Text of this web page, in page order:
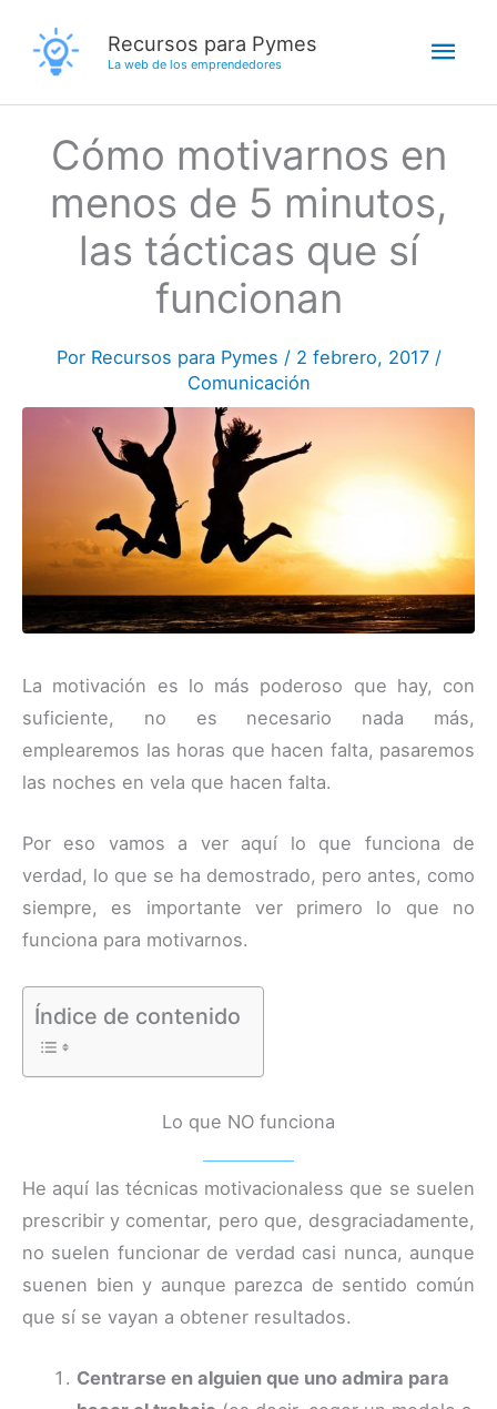
contenido
Recursos para Pymes
La web de los emprendedores
Cómo motivarnos en
menos de 5 minutos,
las tácticas que sí
funcionan
Por Recursos para Pymes / 2 febrero, 2017 /
Comunicación
La motivación es lo más poderoso que hay, con
suficiente, no es necesario nada más,
emplearemos las horas que hacen falta, pasaremos
las noches en vela que hacen falta.
Por eso vamos a ver aquí lo que funciona de
verdad, lo que se ha demostrado, pero antes, como
siempre, es importante ver primero lo que no
funciona para motivarnos.
Índice de contenido
Lo que NO funciona
He aquí las técnicas motivacionaless que se suelen
prescribir y comentar, pero que, desgraciadamente,
no suelen funcionar de verdad casi nunca, aunque
suenen bien y aunque parezca de sentido común
que sí se vayan a obtener resultados.
Centrarse en alguien que uno admira para